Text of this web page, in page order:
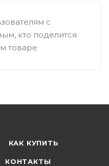
с
кто поделится
товаре
КАК КУПИТЬ
КОНТАКТЫ